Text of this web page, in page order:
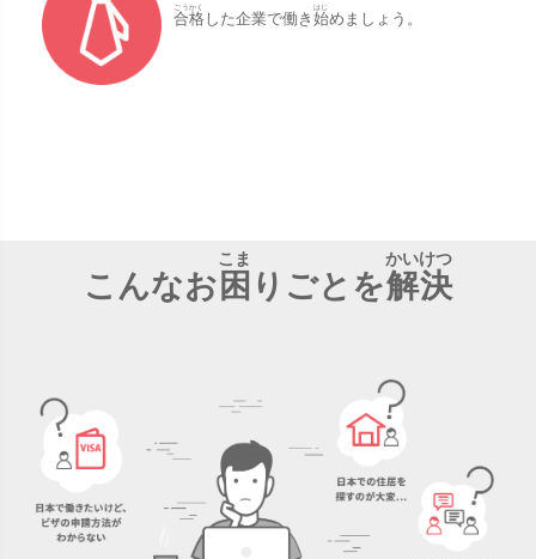
合格
ごうかく
した企業で働き 始
はじ
めましょう。
こんなお 困
こま
りごとを解決
かいけつ